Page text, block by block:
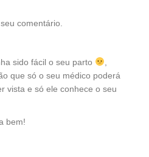
comentário.
sido fácil o seu parto
que só o seu médico poderá
vista e só ele conhece o seu
bem!